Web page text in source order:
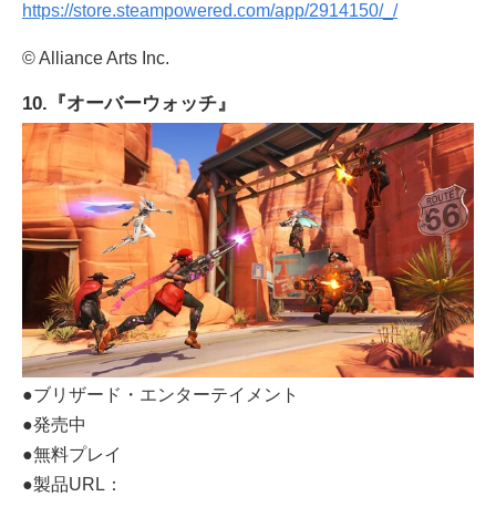
https://store.steampowered.com/app/2914150/_/
© Alliance Arts Inc.
10.『オーバーウォッチ』
●ブリザード・エンターテイメント
●発売中
●無料プレイ
●製品URL：